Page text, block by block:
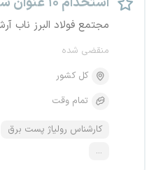
مجتمع فولاد البرز ناب
منقضی شده
کل کشور
تمام وقت
کارشناس رولیاژ پست برق
...